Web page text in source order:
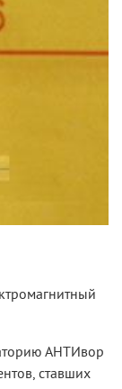
АНТИвор
ставших